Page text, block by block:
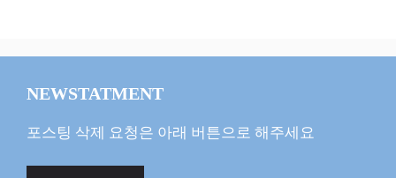
NEWSTATMENT
포스팅 삭제 요청은 아래 버튼으로 해주세요